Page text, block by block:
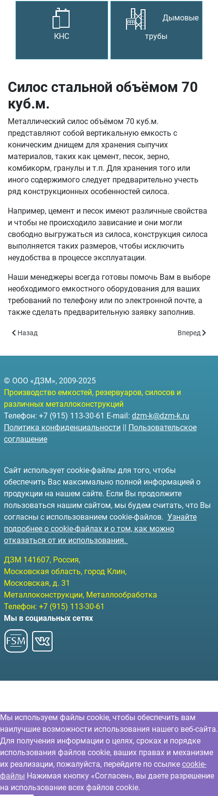
КНС
Дымовые
трубы
Силос стальной объёмом 70
куб.м.
Металлический силос объёмом 70 куб.м.
представляют собой вертикальную емкость с
коническим днищем для хранения сыпучих
материалов, таких как цемент, песок, зерно,
комбикорм, гранулы и т.п. Для хранения того или
иного содержимого следует предварительно учесть
ряд конструкционных особенностей силоса.
Например, цемент и песок имеют различные свойства
и чтобы не происходило зависание и они могли
свободно выгружаться из силоса, конструкция силоса
выполняется таких размеров, чтобы исключить
неудобства в процессе эксплуатации.
Наши менеджеры всегда готовы помочь Вам в выборе
необходимого емкостного оборудования для ваших
требований по телефону или по электронной почте, а
также сделать предварительную заявку заполнив.
Предыдущий: Силос стальной объёмом 25 куб.м.
Назад Следующий:
Вперед
© ООО «ДЗМ», 2009-2025
Производство емкостей, резервуаров, силосов и
различных металлоконструкций
Телефон: +7 (915) 113-30-61 E-mail: dzm-k@dzm-k.ru
Политика конфиденциальности || Пользовательское
соглашение
Сайт использует cookie-файлы для того, чтобы
обеспечить Вас максимально полной информацией о
продукции на нашем сайте. Если Вы продолжите
пользоваться нашим сайтом, мы будем считать, что Вы
согласны с использованием cookie-файлов. Узнайте
подробнее о cookie-файлах и о том, как можно
отказаться от их использования.
ДЗМ 141607, Россия,
Московская область, город Клин,
Московская, д. 31
Металлоконструкции, Металлообработка
Телефон: +7 (915) 113-30-61
Мы в социальных сетях
Мы используем файлы cookie, чтобы обеспечить вам
наилучшие возможности использования нашего веб-сайта.
Для получения информации о целях, сроках и порядке
использования файлов cookie, ваших правах и механизме
их реализации, пожалуйста, перейдите по ссылке cookie-
файлы Нажимая кнопку «Согласен», вы даете разрешение
на использование всех файлов cookie.